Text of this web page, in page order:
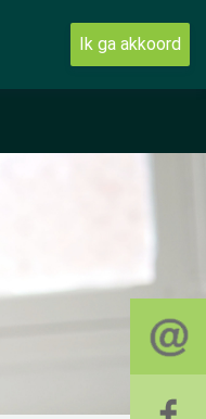
Ik ga akkoord